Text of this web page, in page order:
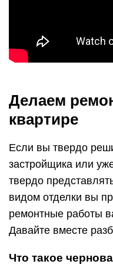
Делаем
квартире
Если вы твердо
застройщика или
твердо
видом отделки вы
ремонтные работы
Давайте вместе
Что такое